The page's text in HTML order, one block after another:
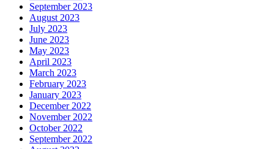
September 2023
August 2023
July 2023
June 2023
May 2023
April 2023
March 2023
February 2023
January 2023
December 2022
November 2022
October 2022
September 2022